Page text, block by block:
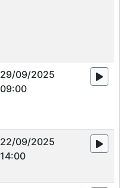
29/09/2025
09:00
22/09/2025
14:00